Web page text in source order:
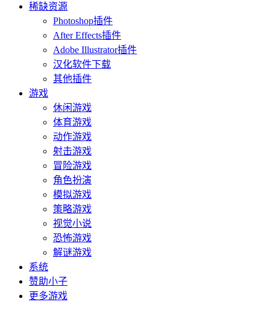
稀缺资源
Photoshop插件
After Effects插件
Adobe Illustrator插件
汉化软件下载
其他插件
游戏
休闲游戏
体育游戏
动作游戏
射击游戏
冒险游戏
角色扮演
模拟游戏
策略游戏
视觉小说
恐怖游戏
解谜游戏
系统
赞助小子
更多游戏